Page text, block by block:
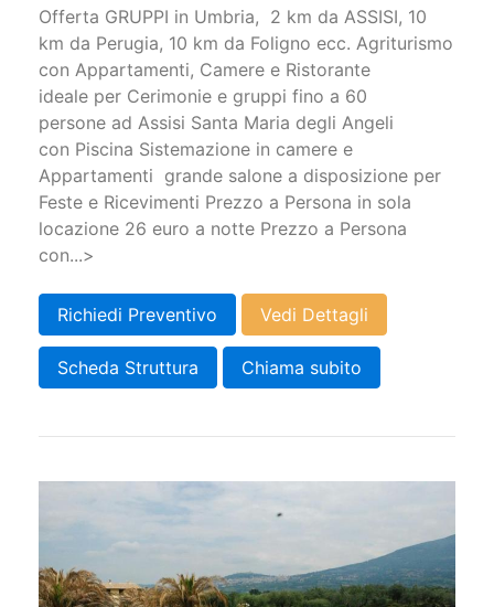
Offerta GRUPPI in Umbria, 2 km da ASSISI, 10
km da Perugia, 10 km da Foligno ecc. Agriturismo
con Appartamenti, Camere e Ristorante
ideale per Cerimonie e gruppi fino a 60
persone ad Assisi Santa Maria degli Angeli
con Piscina Sistemazione in camere e
Appartamenti grande salone a disposizione per
Feste e Ricevimenti Prezzo a Persona in sola
locazione 26 euro a notte Prezzo a Persona
con...>
Richiedi Preventivo Vedi Dettagli
Scheda Struttura Chiama subito